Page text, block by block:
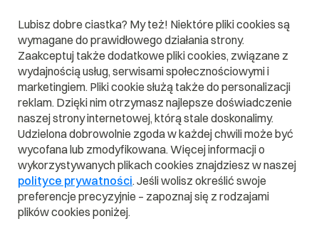
Domena .tours
Rozpocznij podróż do lepszego miejsca w sieci
.tours
Szukaj
Lubisz dobre ciastka? My też! Niektóre pliki cookies są
wymagane do prawidłowego działania strony.
Zaakceptuj także dodatkowe pliki cookies, związane z
wydajnością usług, serwisami społecznościowymi i
marketingiem. Pliki cookie służą także do personalizacji
reklam. Dzięki nim otrzymasz najlepsze doświadczenie
naszej strony internetowej, którą stale doskonalimy.
Udzielona dobrowolnie zgoda w każdej chwili może być
wycofana lub zmodyfikowana. Więcej informacji o
wykorzystywanych plikach cookies znajdziesz w naszej
polityce prywatności. Jeśli wolisz określić swoje
preferencje precyzyjnie – zapoznaj się z rodzajami
plików cookies poniżej.